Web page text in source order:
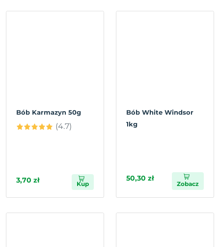
Bób Karmazyn 50g
(4.7)
3,70 zł Kup
Bób White Windsor
1kg
50,30 zł
Zobacz